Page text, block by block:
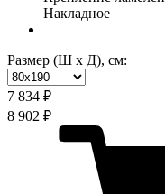
Накладное
Размер (Ш х Д), см:
7 834 ₽
8 902 ₽